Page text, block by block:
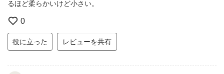
るほど柔らかいけど小さい。
0
役に立った レビューを共有